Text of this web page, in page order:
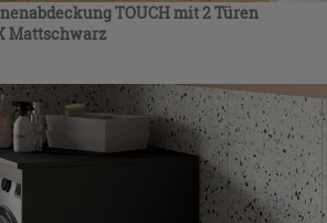
TOUCH mit 2 Türen
Mattschwarz